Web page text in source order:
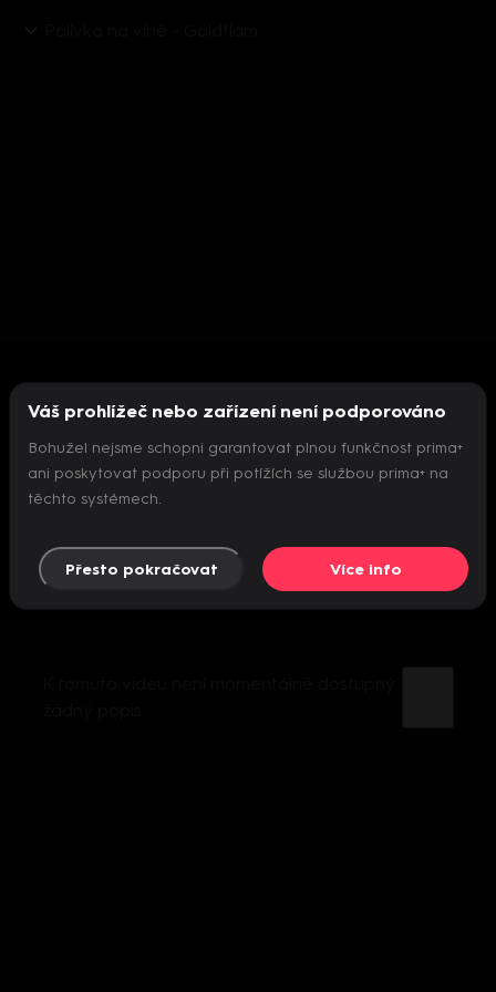
Nepodařilo se inicializovat přehrávač
Váš prohlížeč nebo zařízení není podporováno
Bohužel nejsme schopni garantovat plnou funkčnost prima+
ani poskytovat podporu při potížích se službou prima+ na
těchto systémech.
Přesto pokračovat Více info